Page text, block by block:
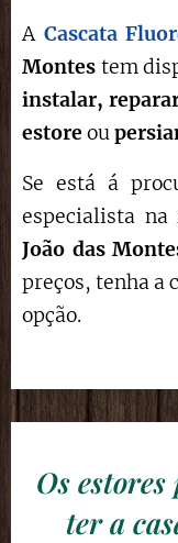
A Cascata
Montes tem
instalar,
estore ou
Se está á
especialista na
João das
preços, tenha a
opção.
Os
ter a